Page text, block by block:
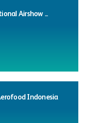
Airshow ...
Indonesia